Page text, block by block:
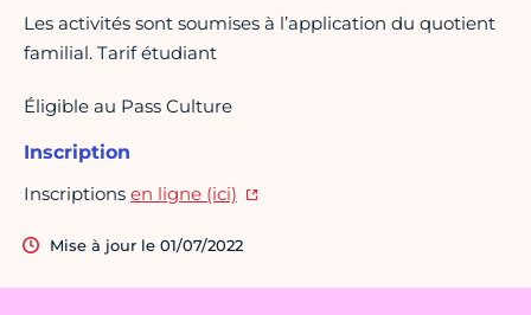
Les activités sont soumises à l’application du quotient
familial. Tarif étudiant
Éligible au Pass Culture
Inscription
Inscriptions en ligne (ici)
Mise à jour le 01/07/2022